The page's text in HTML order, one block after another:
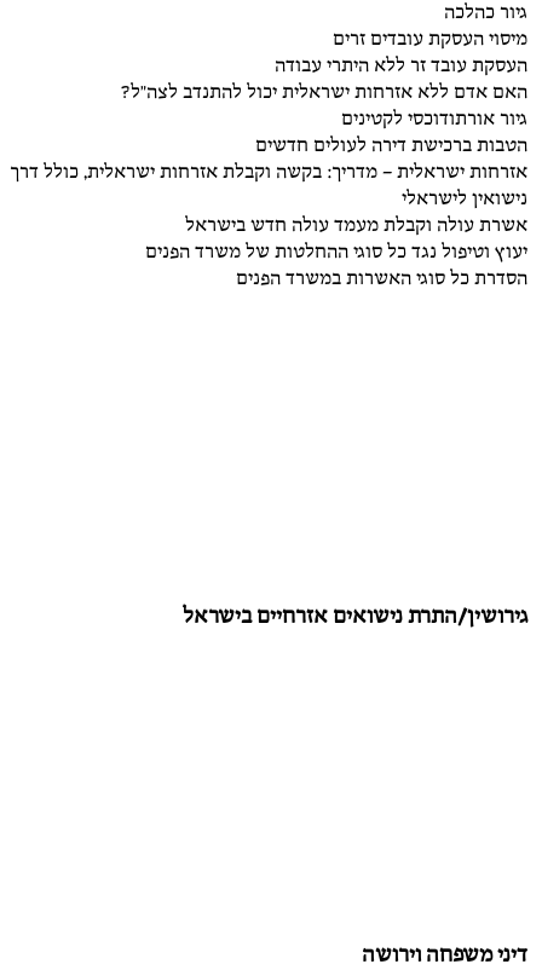
גיור כהלכה
מיסוי העסקת עובדים זרים
העסקת עובד זר ללא היתרי עבודה
האם אדם ללא אזרחות ישראלית יכול להתנדב לצה"ל?
גיור אורתודוכסי לקטינים
הטבות ברכישת דירה לעולים חדשים
אזרחות ישראלית – מדריך: בקשה וקבלת אזרחות ישראלית, כולל דרך
נישואין לישראלי
אשרת עולה וקבלת מעמד עולה חדש בישראל
יעוץ וטיפול נגד כל סוגי ההחלטות של משרד הפנים
הסדרת כל סוגי האשרות במשרד הפנים
גירושין/התרת נישואים אזרחיים בישראל
דיני משפחה וירושה